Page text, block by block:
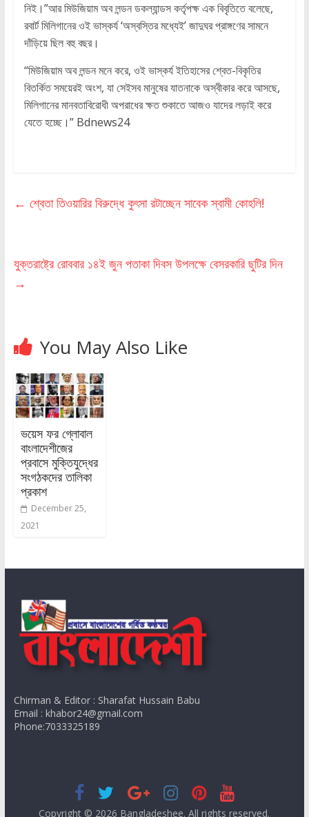
নিই।”আর মিউজিয়াম অব লন্ডন ডকল্যান্ডস কর্তৃপক্ষ এক বিবৃতিতে বলেছে,
রবার্ট মিলিগানের ওই ভাস্কর্য ‘অস্বস্তির মধ্যেই’ জাদুঘর প্রাঙ্গণের সামনে
দাঁড়িয়ে ছিল বহু বছর।
“মিউজিয়াম অব লন্ডন মনে করে, ওই ভাস্কর্য ইতিহাসের শ্বেত-বিকৃতির
বিতর্কিত সময়েরই অংশ, যা সেইসব মানুষের যাতনাকে অস্বীকার করে আসছে,
মিলিগানের মানবতাবিরোধী অপরাধের ক্ষত শুকাতে আজও যাদের লড়াই করে
যেতে হচ্ছে।” Bdnews24
← শ্বেতা তিওয়ারির বিরুদ্ধে কুৎসা রটাচ্ছেন সাবেক স্বামী কোহলি!
যুক্তরাষ্ট্রে রোববার ১৪ই জুন পতাকা দিবস উপলক্ষে বেসরকারি ছুটির দিন
→
You May Also Like
ভয়েস ফর গ্লোবাল
বাংলাদেশীজের
প্রবাসে মুক্তিযুদ্ধের
সংগঠকদের তালিকা
প্রকাশ
December 25,
2021
Chirman & Editor : Sharafat Hussain Babu
Email : khabor24@gmail.com
Phone:7033325189
Copyright © 2026 Bangladeshee. All rights reserved.